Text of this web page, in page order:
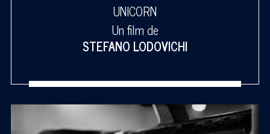
UNICORN
Un film de
STEFANO LODOVICHI